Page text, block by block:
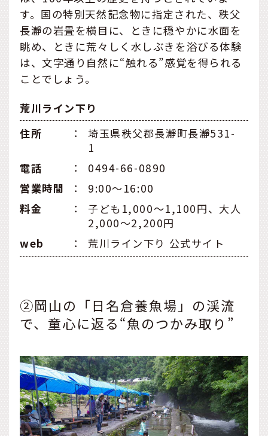
す。国の特別天然記念物に指定された、秩父
長瀞の岩畳を横目に、ときに穏やかに水面を
眺め、ときに荒々しく水しぶきを浴びる体験
は、文字通り自然に“触れる”感覚を得られる
ことでしょう。
荒川ライン下り
住所
：
埼玉県秩父郡長瀞町長瀞531-
1
電話
：
0494-66-0890
営業時間
：
9:00～16:00
料金
：
子ども1,000～1,100円、大人
2,000～2,200円
web
： 荒川ライン下り 公式サイト
②岡山の「日名倉養魚場」の渓流
で、童心に返る“魚のつかみ取り”